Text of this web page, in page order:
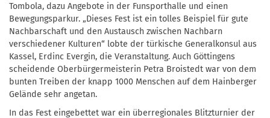
Tombola, dazu Angebote in der Funsporthalle und einen
Bewegungsparkur. „Dieses Fest ist ein tolles Beispiel für gute
Nachbarschaft und den Austausch zwischen Nachbarn
verschiedener Kulturen“ lobte der türkische Generalkonsul aus
Kassel, Erdinc Evergin, die Veranstaltung. Auch Göttingens
scheidende Oberbürgermeisterin Petra Broistedt war von dem
bunten Treiben der knapp 1000 Menschen auf dem Hainberger
Gelände sehr angetan.
In das Fest eingebettet war ein überregionales Blitzturnier der